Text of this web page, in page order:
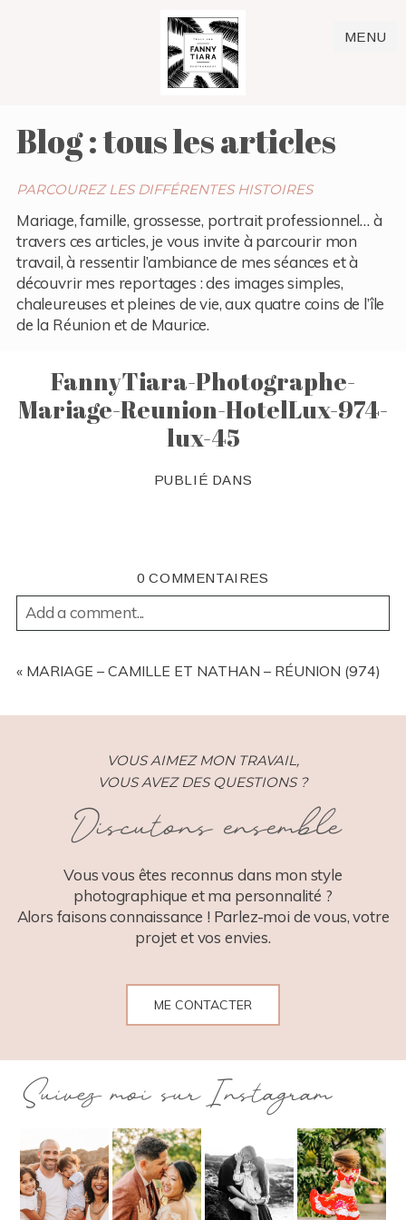
MENU
Blog : tous les articles
PARCOUREZ LES DIFFÉRENTES HISTOIRES
Mariage, famille, grossesse, portrait professionnel… à
travers ces articles, je vous invite à parcourir mon
travail, à ressentir l’ambiance de mes séances et à
découvrir mes reportages : des images simples,
chaleureuses et pleines de vie, aux quatre coins de l’île
de la Réunion et de Maurice.
FannyTiara-Photographe-
Mariage-Reunion-HotelLux-974-
lux-45
PUBLIÉ DANS
0 COMMENTAIRES
Add a comment...
REQUIRED FIELDS ARE MARKED *
« MARIAGE – CAMILLE ET NATHAN – RÉUNION (974)
VOUS AIMEZ MON TRAVAIL,
VOUS AVEZ DES QUESTIONS ?
Discutons ensemble
Vous vous êtes reconnus dans mon style
photographique et ma personnalité ?
Alors faisons connaissance ! Parlez-moi de vous, votre
projet et vos envies.
ME CONTACTER
Suivez moi sur Instagram